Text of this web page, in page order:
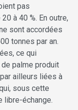
pas
à 40 %. En outre,
sont accordées
tonnes par an.
ce qui
de palme produit
ailleurs liées à
sous cette
libre-échange.